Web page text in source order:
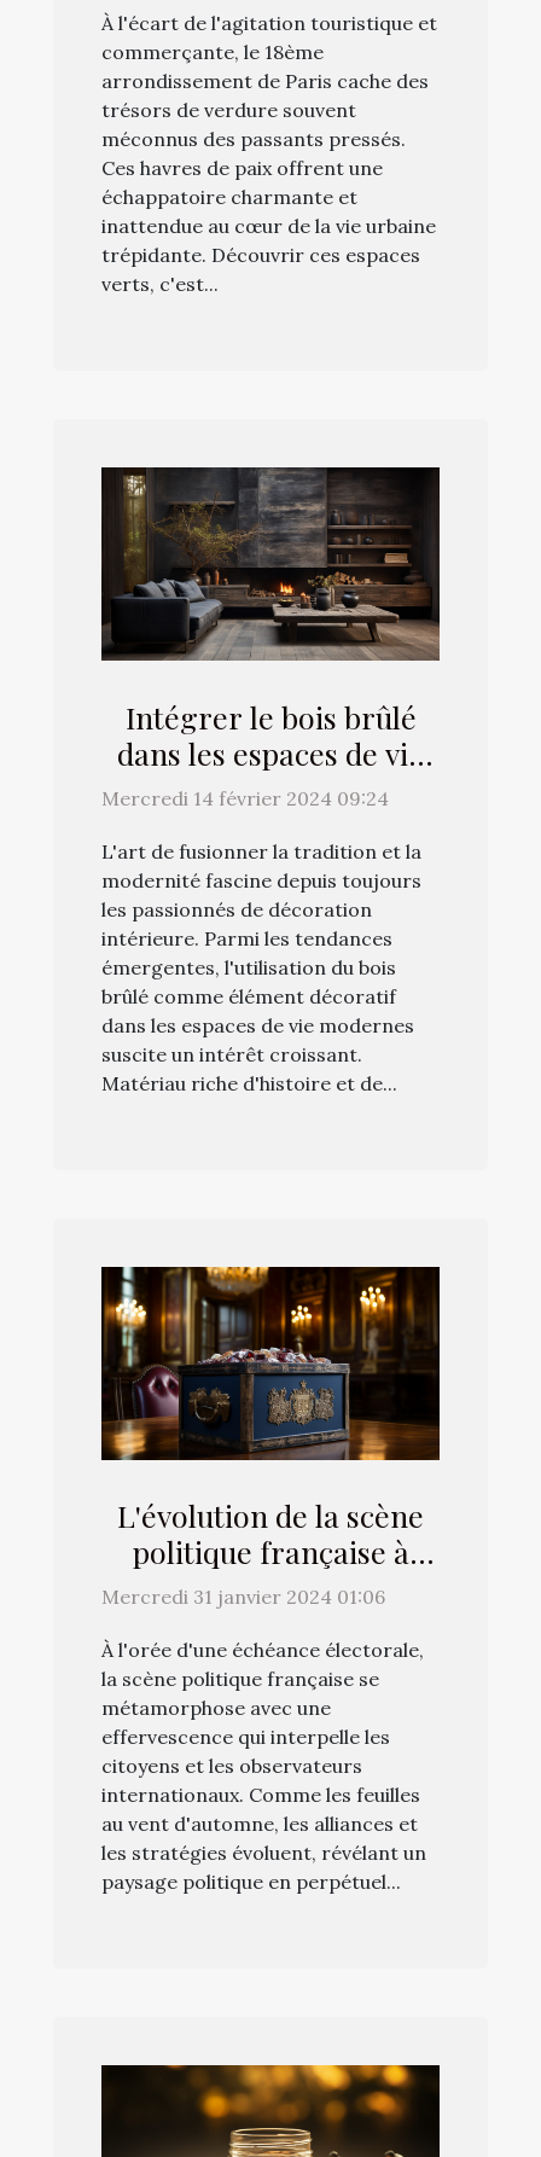
À l'écart de l'agitation touristique et
commerçante, le 18ème
arrondissement de Paris cache des
trésors de verdure souvent
méconnus des passants pressés.
Ces havres de paix offrent une
échappatoire charmante et
inattendue au cœur de la vie urbaine
trépidante. Découvrir ces espaces
verts, c'est...
Intégrer le bois brûlé
dans les espaces de vie
modernes : astuces et
Mercredi 14 février 2024 09:24
L'art de fusionner la tradition et la
modernité fascine depuis toujours
les passionnés de décoration
intérieure. Parmi les tendances
émergentes, l'utilisation du bois
brûlé comme élément décoratif
dans les espaces de vie modernes
suscite un intérêt croissant.
Matériau riche d'histoire et de...
L'évolution de la scène
politique française à
l'approche des élections
Mercredi 31 janvier 2024 01:06
À l'orée d'une échéance électorale,
la scène politique française se
métamorphose avec une
effervescence qui interpelle les
citoyens et les observateurs
internationaux. Comme les feuilles
au vent d'automne, les alliances et
les stratégies évoluent, révélant un
paysage politique en perpétuel...